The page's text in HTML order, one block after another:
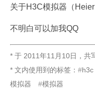
关于H3C模拟器（
不明白可以加我QQ
* 于 2011年11月10日 ， 共
* 文内使用到的标签：
h3c
模拟器
模拟器